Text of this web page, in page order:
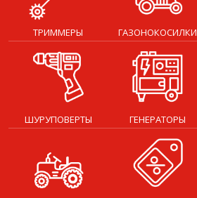
ТРИММЕРЫ ГАЗОНОКОСИЛКИ
ШУРУПОВЕРТЫ ГЕНЕРАТОРЫ